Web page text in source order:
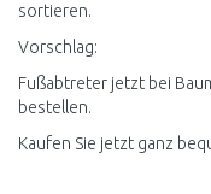
sortieren.
Vorschlag:
Fußabtreter jetzt bei
bestellen.
Kaufen Sie jetzt ganz